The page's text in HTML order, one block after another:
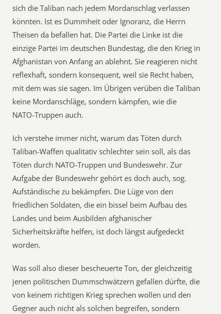
sich die Taliban nach jedem Mordanschlag verlassen
könnten. Ist es Dummheit oder Ignoranz, die Herrn
Theisen da befallen hat. Die Partei die Linke ist die
einzige Partei im deutschen Bundestag, die den Krieg in
Afghanistan von Anfang an ablehnt. Sie reagieren nicht
reflexhaft, sondern konsequent, weil sie Recht haben,
mit dem was sie sagen. Im Übrigen verüben die Taliban
keine Mordanschläge, sondern kämpfen, wie die
NATO-Truppen auch.
Ich verstehe immer nicht, warum das Töten durch
Taliban-Waffen qualitativ schlechter sein soll, als das
Töten durch NATO-Truppen und Bundeswehr. Zur
Aufgabe der Bundeswehr gehört es doch auch, sog.
Aufständische zu bekämpfen. Die Lüge von den
friedlichen Soldaten, die ein bissel beim Aufbau des
Landes und beim Ausbilden afghanischer
Sicherheitskräfte helfen, ist doch längst aufgedeckt
worden.
Was soll also dieser bescheuerte Ton, der gleichzeitig
jenen politischen Dummschwätzern gefallen dürfte, die
von keinem richtigen Krieg sprechen wollen und den
Gegner auch nicht als solchen begreifen, sondern